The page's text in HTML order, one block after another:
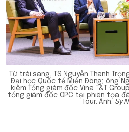
Từ trái sang, TS Nguyễn Thanh
Đại học Quốc tế Miền Đông; ông
kiêm Tổng giám đốc Vina T&T
tổng giám đốc OPC tại phiên tọa
Tour. Ảnh: Sỹ